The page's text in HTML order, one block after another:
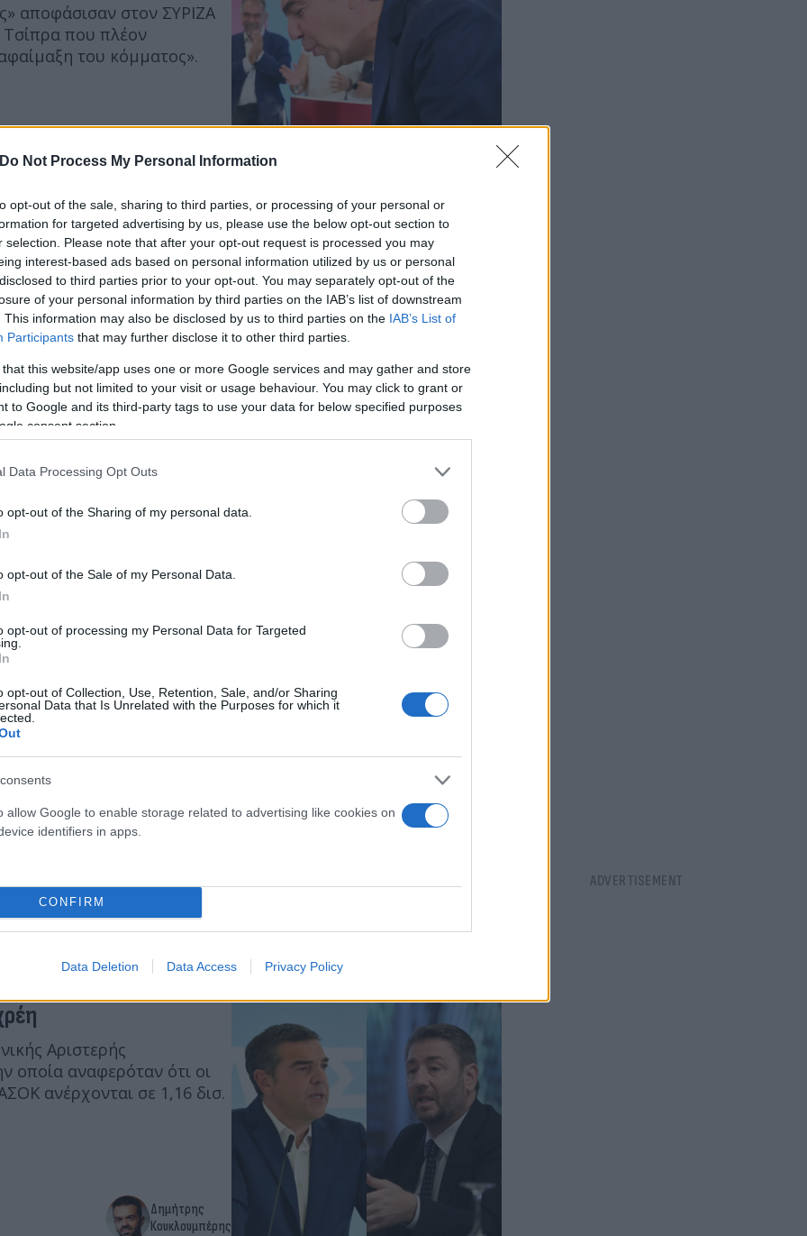
Do Not Process My Personal Information
opt-out of the sale, sharing to third parties, or processing of your personal or
for targeted advertising by us, please use the below opt-out section to
selection. Please note that after your opt-out request is processed you may
interest-based ads based on personal information utilized by us or personal
to third parties prior to your opt-out. You may separately opt-out of the
of your personal information by third parties on the IAB’s list of downstream
This information may also be disclosed by us to third parties on the IAB’s List of
Participants that may further disclose it to other third parties.
that this website/app uses one or more Google services and may gather and store
but not limited to your visit or usage behaviour. You may click to grant or
to Google and its third-party tags to use your data for below specified purposes
consent section.
Data Processing Opt Outs
opt-out of the Sharing of my personal data.
opt-out of the Sale of my Personal Data.
opt-out of processing my Personal Data for Targeted
opt-out of Collection, Use, Retention, Sale, and/or Sharing
Data that Is Unrelated with the Purposes for which it
allow Google to enable storage related to advertising like cookies on
identifiers in apps.
CONFIRM
Data Deletion Data Access Privacy Policy
αποφάσισαν στον ΣΥΡΙΖΑ
που πλέον
του κόμματος».
ο Μητσοτάκης της
βίντεο της ΕΛΑΣ σχετικά
Δημήτρης
και ΠΑΣΟΚ με νέο
για το ζήτημα.
Συντακτική
Flash.gr
σας
Αριστερής
οποία αναφερόταν ότι οι
ανέρχονται σε 1,16 δισ.
Δημήτρης
Κουκλουμπέρης